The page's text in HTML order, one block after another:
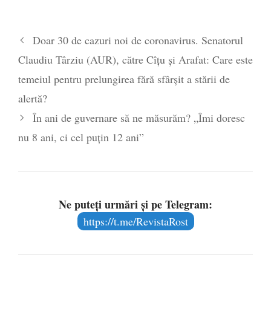
2025
Profit.ro: Guvernul a avut un deficit uriaș
în februarie, cu sume mari pentru
Doar 30 de cazuri noi de coronavirus. Senatorul
Claudiu Târziu (AUR), către Cîțu și Arafat: Care este
temeiul pentru prelungirea fără sfârșit a stării de
alertă?
În ani de guvernare să ne măsurăm? „Îmi doresc
nu 8 ani, ci cel puțin 12 ani”
Ne puteți urmări și pe Telegram:
https://t.me/RevistaRost